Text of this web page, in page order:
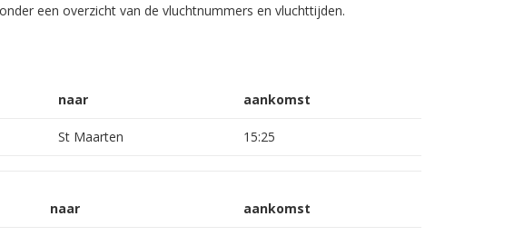
een overzicht van de vluchtnummers en vluchttijden.
naar aankomst
St Maarten 15:25
naar aankomst